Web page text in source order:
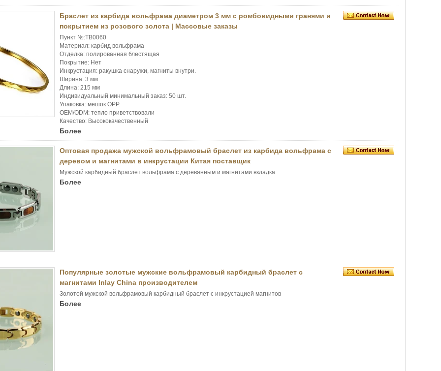
Браслет из карбида вольфрама диаметром 3 мм с ромбовидными гранями и
покрытием из розового золота | Массовые заказы
Пункт №:TB0060
Материал: карбид вольфрама
Отделка: полированная блестящая
Покрытие: Нет
Инкрустация: ракушка снаружи, магниты внутри.
Ширина: 3 мм
Длина: 215 мм
Индивидуальный минимальный заказ: 50 шт.
Упаковка: мешок OPP.
OEM/ODM: тепло приветствовали
Качество: Высококачественный
Более
Оптовая продажа мужской вольфрамовый браслет из карбида вольфрама с
деревом и магнитами в инкрустации Китая поставщик
Мужской карбидный браслет вольфрама с деревянным и магнитами вкладка
Более
Популярные золотые мужские вольфрамовый карбидный браслет с
магнитами Inlay China производителем
Золотой мужской вольфрамовый карбидный браслет с инкрустацией магнитов
Более